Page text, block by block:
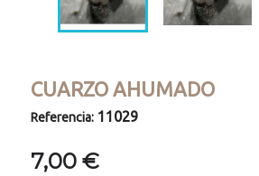
CUARZO AHUMADO
Referencia: 11029
7,00 €